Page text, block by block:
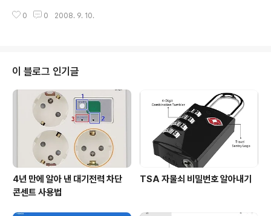
딩 프로그램을 만든 것은 지난 여름(2017년) 자전거 국토
서 산방식당 가기위해 back해서 농협쪽으로 향하면 두 번째 사거리 안나식당
감-> 마을도로 진입해 대정초등학교 지나 좀 더 진입하면 갈래길이 나옴-> 우
측으로 직진하면 곧 마을입구에 주유소 나옴-> 산방식당 물어보면 잘 가르쳐줌
2) 공..
0 0 2008. 9. 10.
이 블로그 인기글
4년 만에 알아 낸 대기전력 차단
콘센트 사용법
TSA 자물쇠 비밀번호 알아내기